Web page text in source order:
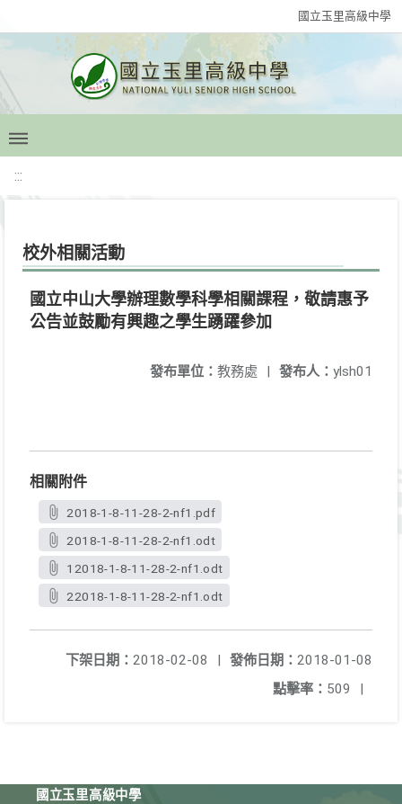
國立玉里高級中學
:::
校外相關活動
國立中山大學辦理數學科學相關課程，敬請惠予
公告並鼓勵有興趣之學生踴躍參加
發布人： ylsh01
發布單位： 教務處 |
相關附件
2018-1-8-11-28-2-nf1.pdf
2018-1-8-11-28-2-nf1.odt
12018-1-8-11-28-2-nf1.odt
22018-1-8-11-28-2-nf1.odt
發佈日期： 2018-01-08
下架日期： 2018-02-08
|
點擊率： 509 |
國立玉里高級中學